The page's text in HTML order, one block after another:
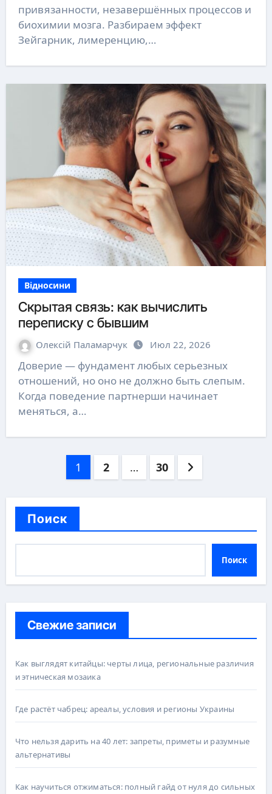
привязанности, незавершённых процессов и
биохимии мозга. Разбираем эффект
Зейгарник, лимеренцию,…
Відносини
Скрытая связь: как вычислить
переписку с бывшим
Олексій Паламарчук Июл 22, 2026
Доверие — фундамент любых серьезных
отношений, но оно не должно быть слепым.
Когда поведение партнерши начинает
меняться, а…
1 2 … 30
Поиск
Поиск
Свежие записи
Как выглядят китайцы: черты лица, региональные различия
и этническая мозаика
Где растёт чабрец: ареалы, условия и регионы Украины
Что нельзя дарить на 40 лет: запреты, приметы и разумные
альтернативы
Как научиться отжиматься: полный гайд от нуля до сильных